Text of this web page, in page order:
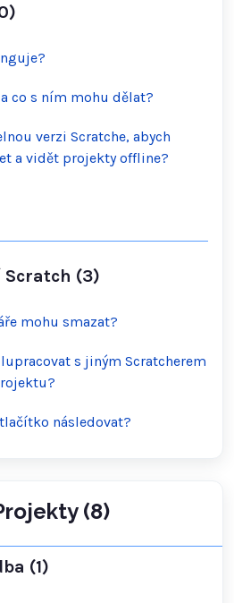
co s ním mohu dělat?
verzi Scratche, abych
a vidět projekty offline?
Scratch (3)
mohu smazat?
s jiným Scratcherem
následovat?
(8)
(1)